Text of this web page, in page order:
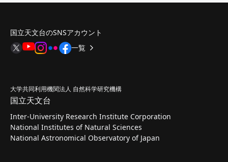
国立天文台のSNSアカウント
一覧
大学共同利用機関法人 自然科学研究機構
国立天文台
Inter-University Research Institute Corporation
National Institutes of Natural Sciences
National Astronomical Observatory of Japan